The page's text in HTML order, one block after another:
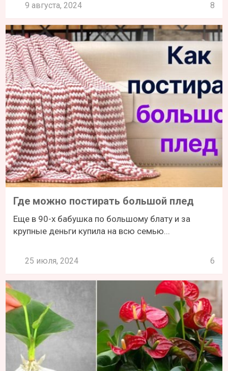
9 августа, 2024 8
Где можно постирать большой плед
Еще в 90-х бабушка по большому блату и за
крупные деньги купила на всю семью...
25 июля, 2024 6